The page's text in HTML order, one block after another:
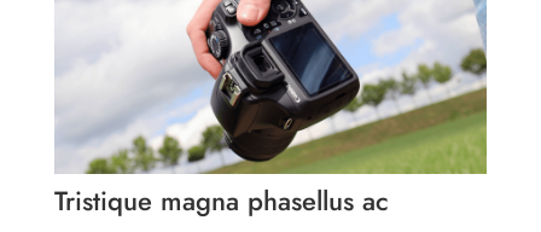
Tristique magna phasellus ac